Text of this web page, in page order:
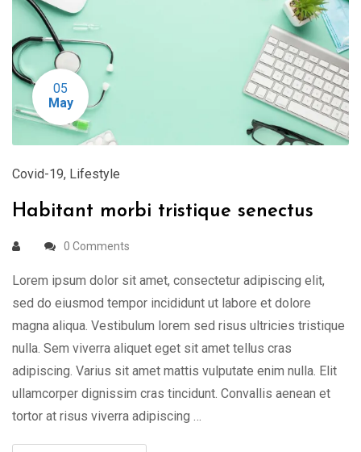
05
May
Covid-19, Lifestyle
Habitant morbi tristique senectus
0 Comments
Lorem ipsum dolor sit amet, consectetur adipiscing elit,
sed do eiusmod tempor incididunt ut labore et dolore
magna aliqua. Vestibulum lorem sed risus ultricies tristique
nulla. Sem viverra aliquet eget sit amet tellus cras
adipiscing. Varius sit amet mattis vulputate enim nulla. Elit
ullamcorper dignissim cras tincidunt. Convallis aenean et
tortor at risus viverra adipiscing …